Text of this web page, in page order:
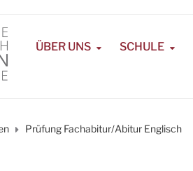
ÜBER UNS SCHULE
Prüfung Fachabitur/Abitur Englisch